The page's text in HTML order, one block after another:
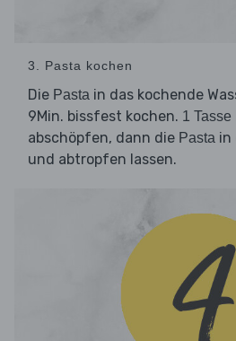
3. Pasta kochen
Die Pasta in das kochende
9Min. bissfest kochen. 1
abschöpfen, dann die Pasta in
und abtropfen lassen.